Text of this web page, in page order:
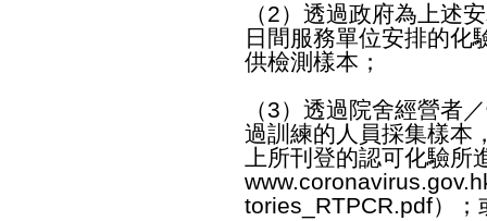
（2）透過政府為上述
日間服務單位安排的化
供檢測樣本；
（3）透過院舍經營者
過訓練的人員採集樣本
上所刊登的認可化驗所
tories_RTPCR.pdf）；